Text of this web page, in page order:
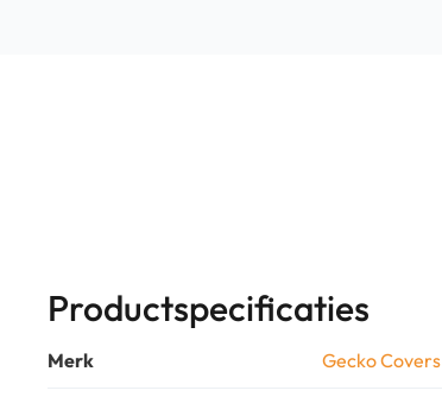
Productspecificaties
Merk Gecko Covers